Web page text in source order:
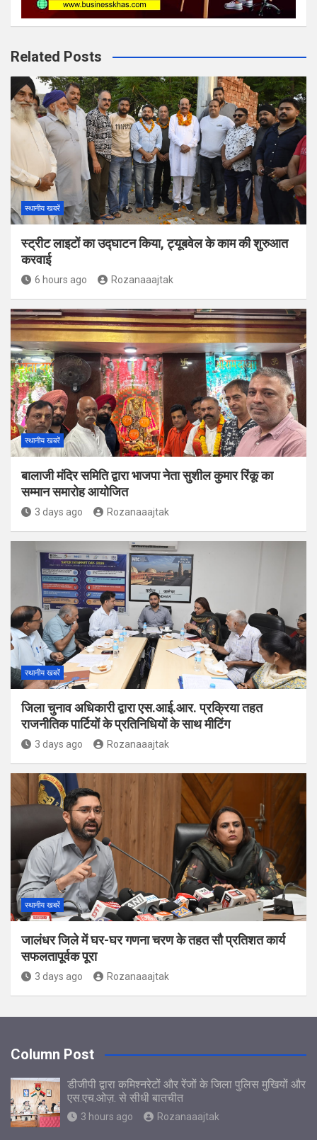
Related Posts
स्थानीय खबरें
स्ट्रीट लाइटों का उद्घाटन किया, ट्यूबवेल के काम की शुरुआत
करवाई
6 hours ago Rozanaaajtak
स्थानीय खबरें
बालाजी मंदिर समिति द्वारा भाजपा नेता सुशील कुमार रिंकू का
सम्मान समारोह आयोजित
3 days ago Rozanaaajtak
स्थानीय खबरें
जिला चुनाव अधिकारी द्वारा एस.आई.आर. प्रक्रिया तहत
राजनीतिक पार्टियों के प्रतिनिधियों के साथ मीटिंग
3 days ago Rozanaaajtak
स्थानीय खबरें
जालंधर जिले में घर-घर गणना चरण के तहत सौ प्रतिशत कार्य
सफलतापूर्वक पूरा
3 days ago Rozanaaajtak
Column Post
डीजीपी द्वारा कमिश्नरेटों और रेंजों के जिला पुलिस मुखियों और
एस.एच.ओज़. से सीधी बातचीत
3 hours ago Rozanaaajtak